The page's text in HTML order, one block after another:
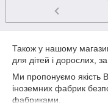
Також у нашому
для дітей і дорослих,
Ми пропонуємо якість
іноземних фабрик
фабриками.